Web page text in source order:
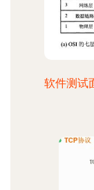
软件测试